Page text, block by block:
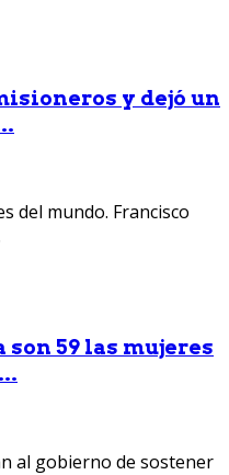
y dejó un
del mundo. Francisco
59 las mujeres
al gobierno de sostener